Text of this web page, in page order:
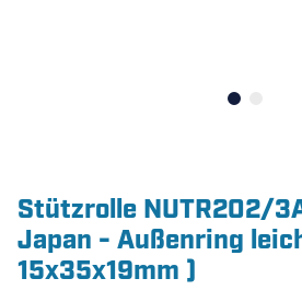
Stützrolle NUTR202/
Japan - Außenring
15x35x19mm )